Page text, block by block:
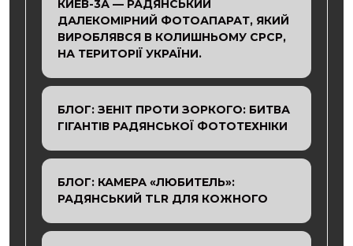
КИЕВ-3А — РАДЯНСЬКИЙ
ДАЛЕКОМІРНИЙ ФОТОАПАРАТ, ЯКИЙ
ВИРОБЛЯВСЯ В КОЛИШНЬОМУ СРСР,
НА ТЕРИТОРІЇ УКРАЇНИ.
БЛОГ: ЗЕНІТ ПРОТИ ЗОРКОГО: БИТВА
ГІГАНТІВ РАДЯНСЬКОЇ ФОТОТЕХНІКИ
БЛОГ: КАМЕРА «ЛЮБИТЕЛЬ»:
РАДЯНСЬКИЙ TLR ДЛЯ КОЖНОГО